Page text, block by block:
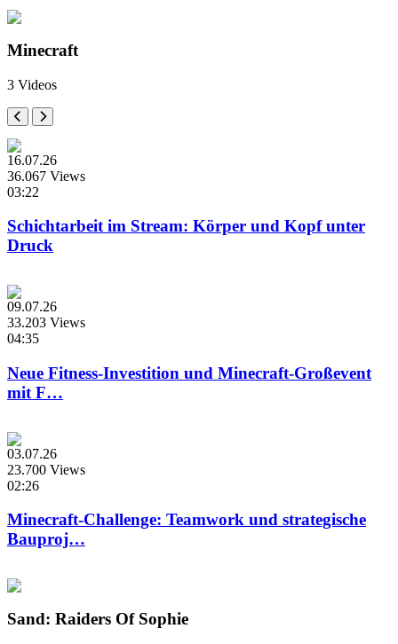
Minecraft
3 Videos
16.07.26
36.067 Views
03:22
Schichtarbeit im Stream: Körper und Kopf unter
Druck
09.07.26
33.203 Views
04:35
Neue Fitness-Investition und Minecraft-Großevent
mit F…
03.07.26
23.700 Views
02:26
Minecraft-Challenge: Teamwork und strategische
Bauproj…
Sand: Raiders Of Sophie